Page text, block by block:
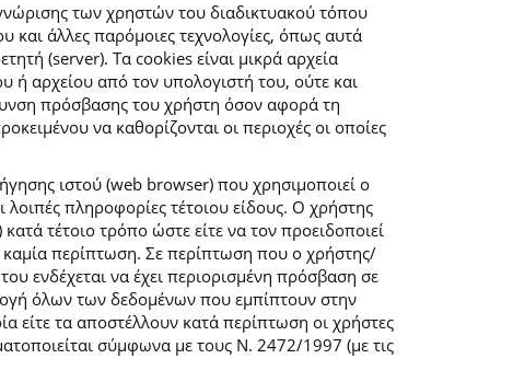
των χρηστών του διαδικτυακού τόπου
άλλες παρόμοιες τεχνολογίες, όπως αυτά
(server). Τα cookies είναι μικρά αρχεία
αρχείου από τον υπολογιστή του, ούτε και
πρόσβασης του χρήστη όσον αφορά τη
να καθορίζονται οι περιοχές οι οποίες
ιστού (web browser) που χρησιμοποιεί ο
πληροφορίες τέτοιου είδους. Ο χρήστης
τέτοιο τρόπο ώστε είτε να τον προειδοποιεί
καμία περίπτωση. Σε περίπτωση που ο χρήστης/
ενδέχεται να έχει περιορισμένη πρόσβαση σε
όλων των δεδομένων που εμπίπτουν στην
τα αποστέλλουν κατά περίπτωση οι χρήστες
σύμφωνα με τους Ν. 2472/1997 (με τις